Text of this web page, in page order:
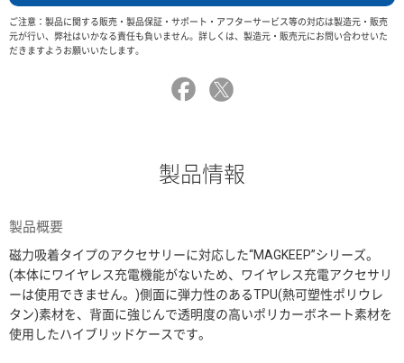
ご注意：製品に関する販売・製品保証・サポート・アフターサービス等の対応は製造元・販売
元が行い、弊社はいかなる責任も負いません。詳しくは、製造元・販売元にお問い合わせいた
だきますようお願いいたします。
製品情報
製品概要
磁力吸着タイプのアクセサリーに対応した“MAGKEEP”シリーズ。
(本体にワイヤレス充電機能がないため、ワイヤレス充電アクセサリ
ーは使用できません。)側面に弾力性のあるTPU(熱可塑性ポリウレ
タン)素材を、背面に強じんで透明度の高いポリカーボネート素材を
使用したハイブリッドケースです。